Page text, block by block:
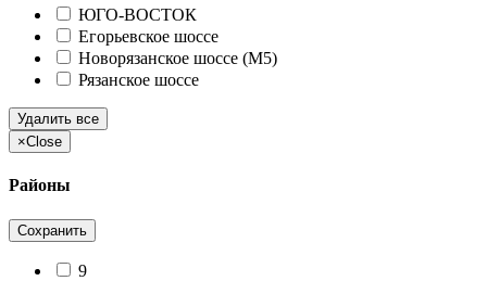
ЮГО-ВОСТОК
Егорьевское шоссе
Новорязанское шоссе (М5)
Рязанское шоссе
Удалить все
×Close
Районы
Сохранить
9